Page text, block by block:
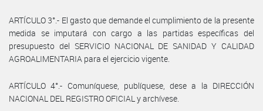
ARTÍCULO 3°.- El gasto que demande el cumplimiento de la presente
medida se imputará con cargo a las partidas específicas del
presupuesto del SERVICIO NACIONAL DE SANIDAD Y CALIDAD
AGROALIMENTARIA para el ejercicio vigente.
ARTÍCULO 4°.- Comuníquese, publíquese, dese a la DIRECCIÓN
NACIONAL DEL REGISTRO OFICIAL y archívese.